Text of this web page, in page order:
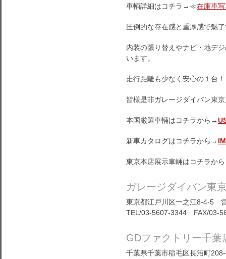
車輌詳細はコチラ→≪在庫車
圧倒的な存在感と重厚感で魅
内装の張り替えやナビ・地デ
います。
走行距離も少なく安心の１台！
皆様是非ガレージダイバン東
本国厳選車輛はコチラから→
新車カタログはコチラから→
東京本店展示車輛はコチラか
ガレージダイバン東
東京都江戸川区一之江8-4-5
TEL/03-5607-3344 FAX/03-
GDファクトリー千葉
千葉県千葉市稲毛区長沼町